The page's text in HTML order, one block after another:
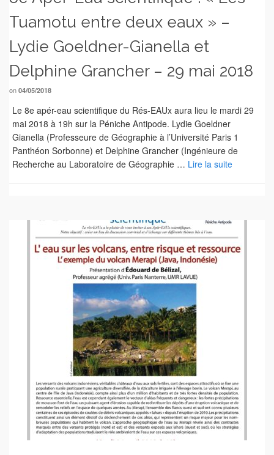
Tuamotu entre deux eaux » –
Lydie Goeldner-Gianella et
Delphine Grancher – 29 mai 2018
on 04/05/2018
Le 8e apér-eau scientifique du Rés-EAUx aura lieu le mardi 29
mai 2018 à 19h sur la Péniche Antipode. Lydie Goeldner
Gianella (Professeure de Géographie à l’Université Paris 1
Panthéon Sorbonne) et Delphine Grancher (Ingénieure de
Recherche au Laboratoire de Géographie … Lire la suite